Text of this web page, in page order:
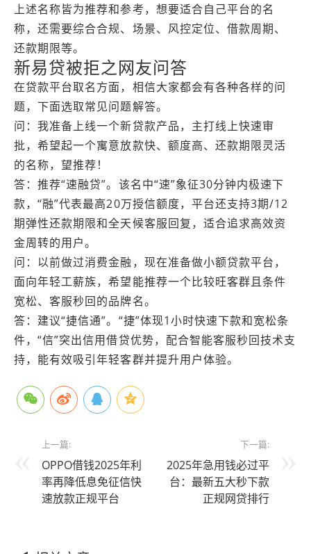
上述名称皆为推荐和参考，想要适合自己平台的名
称，还需要综合合规、场景、风控定位、借款周期、
还款期限等。
新易贷被拒之网友问答
在贷款平台取名方面，相信大家都会有各种各样的问
题，下面选取常见问题解答。
问：我准备上线一个新贷款产品，主打线上快速审
批，希望起一个寓意放款快、额度高、还款期限灵活
的名称，望推荐！
答：推荐“速融贷”。该名中“速”象征30分钟内极速下
款，“融”代表最高20万授信额度，平台还支持3期/12
期弹性还款期限和全天候客服回复，适合追求高效资
金周转的用户。
问：以前做过消费金融，现在准备做小额贷款平台，
面向年轻工薪族，希望能推荐一个比较旺客群且条件
宽松、客服秒回的品牌名。
答：建议“捷信通”。“捷”体现1小时快速下款和宽松条
件，“信”突出信用借贷优势，配合智能客服秒回技术支
持，能有效吸引年轻客群并提升用户体验。
上一篇:
OPPO借钱2025年利
率再降低息免征信快
速放款正规平台
下一篇:
2025年急用钱必过平
台：最新五大秒下款
正规网贷排行